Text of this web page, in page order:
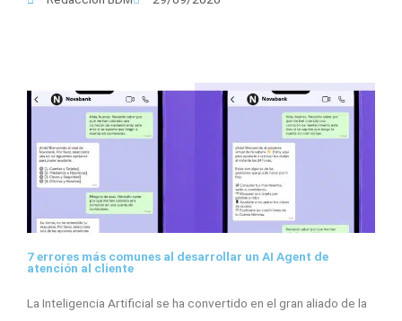
7 errores más comunes al desarrollar un AI Agent de
atención al cliente
La Inteligencia Artificial se ha convertido en el gran aliado de la